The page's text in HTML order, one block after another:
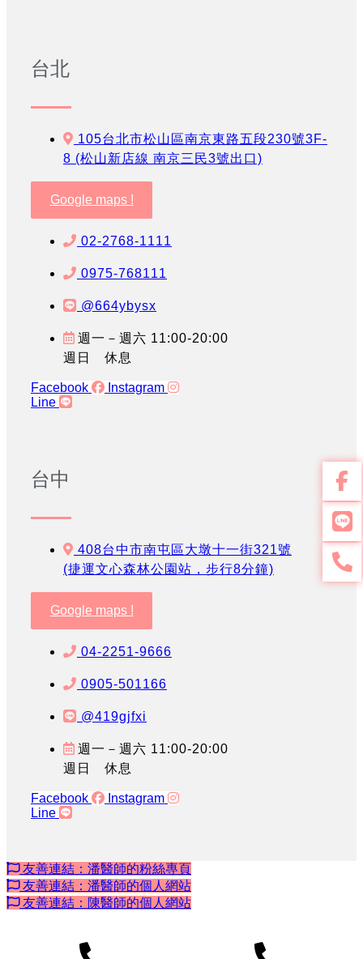
台北
105台北市松山區南京東路五段230號3F-
8 (松山新店線 南京三民3號出口)
Google maps !
02-2768-1111
0975-768111
@664ybysx
週一－週六 11:00-20:00
週日 休息
Facebook
Instagram
Line
台中
408台中市南屯區大墩十一街321號
(捷運文心森林公園站，步行8分鐘)
Google maps !
04-2251-9666
0905-501166
@419gjfxi
週一－週六 11:00-20:00
週日 休息
Facebook
Instagram
Line
友善連結：潘醫師的粉絲專頁
友善連結：潘醫師的個人網站
友善連結：陳醫師的個人網站